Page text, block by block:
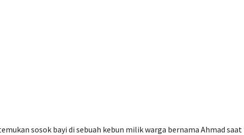
sosok bayi di sebuah kebun milik warga bernama Ahmad saat